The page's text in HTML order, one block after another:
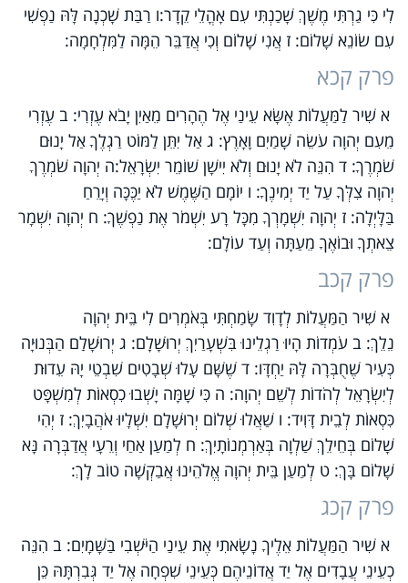
לִי כִּי גַרְתִּי מֶשֶׁךְ שָׁכַנְתִּי עִם אָהֳלֵי קֵדָר:ו רַבַּת שָׁכְנָה לָּהּ נַפְשִׁי
עִם שׂוֹנֵא שָׁלוֹם: ז אֲנִי שָׁלוֹם וְכִי אֲדַבֵּר הֵמָּה לַמִּלְחָמָה:
פרק קכא
א שִׁיר לַמַּעֲלוֹת אֶשָּׂא עֵינַי אֶל הֶהָרִים מֵאַיִן יָבֹא עֶזְרִי: ב עֶזְרִי
מֵעִם יְהוָה עֹשֵׂה שָׁמַיִם וָאָרֶץ: ג אַל יִתֵּן לַמּוֹט רַגְלֶךָ אַל יָנוּם
שֹׁמְרֶךָ: ד הִנֵּה לֹא יָנוּם וְלֹא יִישָׁן שׁוֹמֵר יִשְׂרָאֵל:ה יְהוָה שֹׁמְרֶךָ
יְהוָה צִלְּךָ עַל יַד יְמִינֶךָ: ו יוֹמָם הַשֶּׁמֶשׁ לֹא יַכֶּכָּה וְיָרֵחַ
בַּלָּיְלָה: ז יְהוָה יִשְׁמָרְךָ מִכָּל רָע יִשְׁמֹר אֶת נַפְשֶׁךָ: ח יְהוָה יִשְׁמָר
צֵאתְךָ וּבוֹאֶךָ מֵעַתָּה וְעַד עוֹלָם:
פרק קכב
א שִׁיר הַמַּעֲלוֹת לְדָוִד שָׂמַחְתִּי בְּאֹמְרִים לִי בֵּית יְהוָה
נֵלֵךְ: ב עֹמְדוֹת הָיוּ רַגְלֵינוּ בִּשְׁעָרַיִךְ יְרוּשָׁלִָם: ג יְרוּשָׁלִַם הַבְּנוּיָה
כְּעִיר שֶׁחֻבְּרָה לָּהּ יַחְדָּו: ד שֶׁשָּׁם עָלוּ שְׁבָטִים שִׁבְטֵי יָהּ עֵדוּת
לְיִשְׂרָאֵל לְהֹדוֹת לְשֵׁם יְהוָה: ה כִּי שָׁמָּה יָשְׁבוּ כִסְאוֹת לְמִשְׁפָּט
כִּסְאוֹת לְבֵית דָּוִיד: ו שַׁאֲלוּ שְׁלוֹם יְרוּשָׁלִָם יִשְׁלָיוּ אֹהֲבָיִךְ: ז יְהִי
שָׁלוֹם בְּחֵילֵךְ שַׁלְוָה בְּאַרְמְנוֹתָיִךְ: ח לְמַעַן אַחַי וְרֵעָי אֲדַבְּרָה נָּא
שָׁלוֹם בָּךְ: ט לְמַעַן בֵּית יְהוָה אֱלֹהֵינוּ אֲבַקְשָׁה טוֹב לָךְ:
פרק קכג
א שִׁיר הַמַּעֲלוֹת אֵלֶיךָ נָשָׂאתִי אֶת עֵינַי הַיֹּשְׁבִי בַּשָּׁמָיִם: ב הִנֵּה
כְעֵינֵי עֲבָדִים אֶל יַד אֲדוֹנֵיהֶם כְּעֵינֵי שִׁפְחָה אֶל יַד גְּבִרְתָּהּ כֵּן